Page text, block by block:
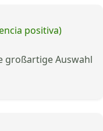
positiva)
großartige Auswahl